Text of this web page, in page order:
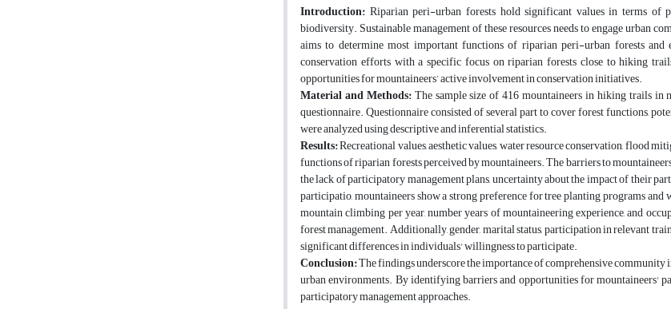
Introduction: Riparian peri-urban forests hold significant values in terms of
biodiversity. Sustainable management of these resources needs to engage urban
aims to determine most important functions of riparian peri-urban forests
conservation efforts with a specific focus on riparian forests close to hiking
opportunities for mountaineers’ active involvement in conservation initiatives.
Material and Methods:The sample size of 416 mountaineers in hiking trails in
questionnaire. Questionnaire consisted of several part to cover forest functions,
were analyzed using descriptive and inferential statistics.
Results:Recreational values, aesthetic values, water resource conservation, flood
functions of riparian forests perceived by mountaineers. The barriers to
the lack of participatory management plans, uncertainty about the impact of their
participatio, mountaineers show a strong preference for tree planting programs
mountain climbing per year, number years of mountaineering experience, and
forest management. Additionally, gender, marital status, participation in relevant
significant differences in individuals' willingness to participate.
Conclusion:The findings underscore the importance of comprehensive
urban environments. By identifying barriers and opportunities for mountaineers'
participatory management approaches.